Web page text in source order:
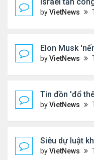
byVietNews
Elon Musk
byVietNews
Tin đồn 'đổ
byVietNews
Siêu dự luật
byVietNews